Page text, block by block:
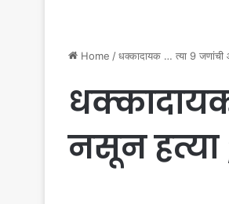
Home /धक्कादायक … त्या 9 जणांची
नसून हत्या